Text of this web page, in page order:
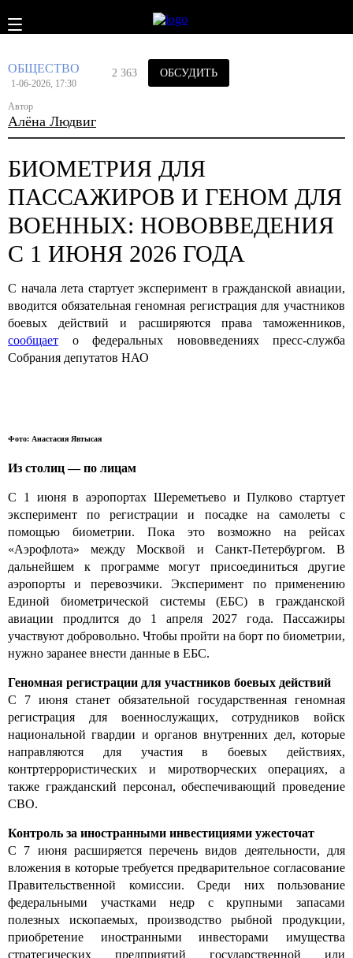
ОБЩЕСТВО
1-06-2026, 17:30
Автор
Алёна Людвиг
2 363 ОБСУДИТЬ
БИОМЕТРИЯ ДЛЯ
ПАССАЖИРОВ И ГЕНОМ ДЛЯ
ВОЕННЫХ: НОВОВВЕДЕНИЯ
С 1 ИЮНЯ 2026 ГОДА
С начала лета стартует эксперимент в гражданской авиации,
вводится обязательная геномная регистрация для участников
боевых действий и расширяются права таможенников,
сообщает о федеральных нововведениях пресс-служба
Собрания депутатов НАО
Фото: Анастасия Явтысая
Из столиц — по лицам
С 1 июня в аэропортах Шереметьево и Пулково стартует
эксперимент по регистрации и посадке на самолеты с
помощью биометрии. Пока это возможно на рейсах
«Аэрофлота» между Москвой и Санкт-Петербургом. В
дальнейшем к программе могут присоединиться другие
аэропорты и перевозчики. Эксперимент по применению
Единой биометрической системы (ЕБС) в гражданской
авиации продлится до 1 апреля 2027 года. Пассажиры
участвуют добровольно. Чтобы пройти на борт по биометрии,
нужно заранее внести данные в ЕБС.
Геномная регистрации для участников боевых действий
С 7 июня станет обязательной государственная геномная
регистрация для военнослужащих, сотрудников войск
национальной гвардии и органов внутренних дел, которые
направляются для участия в боевых действиях,
контртеррористических и миротворческих операциях, а
также гражданский персонал, обеспечивающий проведение
СВО.
Контроль за иностранными инвестициями ужесточат
С 7 июня расширяется перечень видов деятельности, для
вложения в которые требуется предварительное согласование
Правительственной комиссии. Среди них пользование
федеральными участками недр с крупными запасами
полезных ископаемых, производство рыбной продукции,
приобретение иностранными инвесторами имущества
стратегических предприятий государственной или